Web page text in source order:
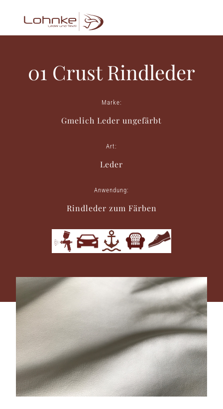
01 Crust Rindleder
Marke:
Gmelich Leder ungefärbt
Art:
Leder
Anwendung:
Rindleder zum Färben